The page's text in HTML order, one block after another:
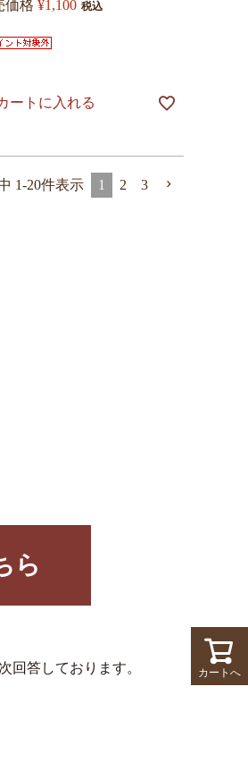
価格 ¥1,100 税込
ートに入れる
1-20件表示 1 2 3
カートへ
ら
回答しております。